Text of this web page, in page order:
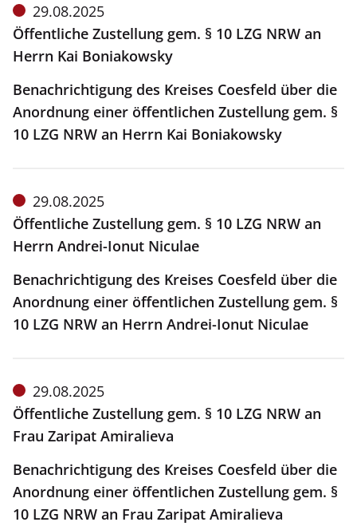
Meldung
vom:
29.08.2025
Öffentliche Zustellung gem. § 10 LZG NRW an
Herrn Kai Boniakowsky
Benachrichtigung des Kreises Coesfeld über die
Anordnung einer öffentlichen Zustellung gem. §
10 LZG NRW an Herrn Kai Boniakowsky
Meldung
vom:
29.08.2025
Öffentliche Zustellung gem. § 10 LZG NRW an
Herrn Andrei-Ionut Niculae
Benachrichtigung des Kreises Coesfeld über die
Anordnung einer öffentlichen Zustellung gem. §
10 LZG NRW an Herrn Andrei-Ionut Niculae
Meldung
vom:
29.08.2025
Öffentliche Zustellung gem. § 10 LZG NRW an
Frau Zaripat Amiralieva
Benachrichtigung des Kreises Coesfeld über die
Anordnung einer öffentlichen Zustellung gem. §
10 LZG NRW an Frau Zaripat Amiralieva